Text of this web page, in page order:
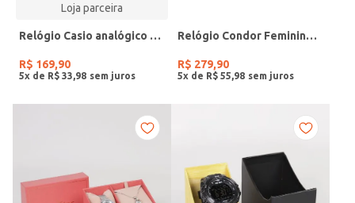
Loja parceira
Relógio Casio analógico MW-240-4BVDF-SC
R$ 169,90
5x de R$ 33 98
Relógio Condor Feminino DOURADO
R$ 279,90
5x de R$ 55 98